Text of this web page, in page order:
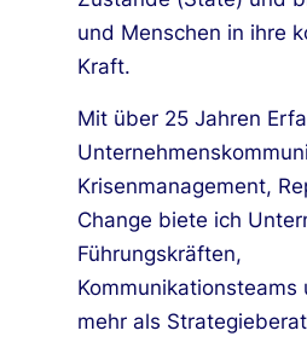
und Menschen in ihre
Kraft.
Mit über 25 Jahren
Krisenmanagement,
Change biete ich
Führungskräften,
Kommunikationsteams
mehr als